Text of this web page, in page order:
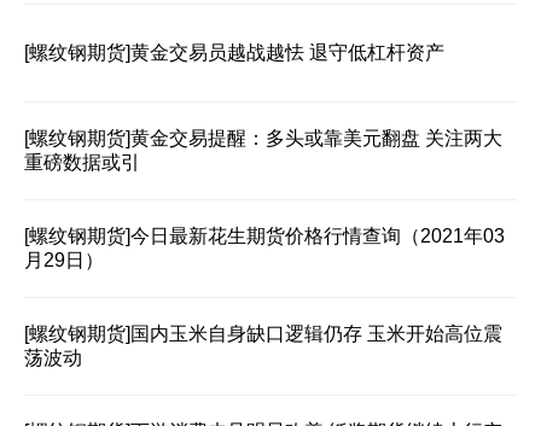
[螺纹钢期货]黄金交易员越战越怯 退守低杠杆资产
[螺纹钢期货]黄金交易提醒：多头或靠美元翻盘 关注两大
重磅数据或引
[螺纹钢期货]今日最新花生期货价格行情查询（2021年03
月29日）
[螺纹钢期货] 国内玉米自身缺口逻辑仍存 玉米开始高位震
荡波动